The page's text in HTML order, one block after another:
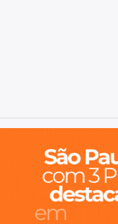
resiliente e